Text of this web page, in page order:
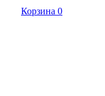
Корзина 0